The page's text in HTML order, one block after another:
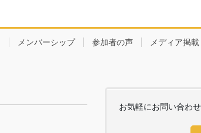
メンバーシップ 参加者の声 メディア掲載
お気軽にお問い合わせ